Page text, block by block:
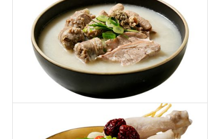
뚝배기 통도야지 순대국